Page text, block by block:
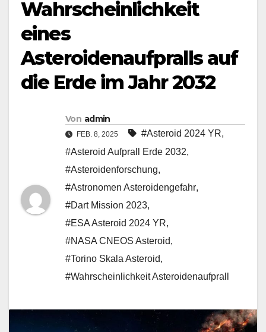
Wahrscheinlichkeit
eines
Asteroidenaufpralls auf
die Erde im Jahr 2032
Von admin
FEB. 8, 2025 #Asteroid 2024 YR,
#Asteroid Aufprall Erde 2032,
#Asteroidenforschung,
#Astronomen Asteroidengefahr,
#Dart Mission 2023,
#ESA Asteroid 2024 YR,
#NASA CNEOS Asteroid,
#Torino Skala Asteroid,
#Wahrscheinlichkeit Asteroidenaufprall